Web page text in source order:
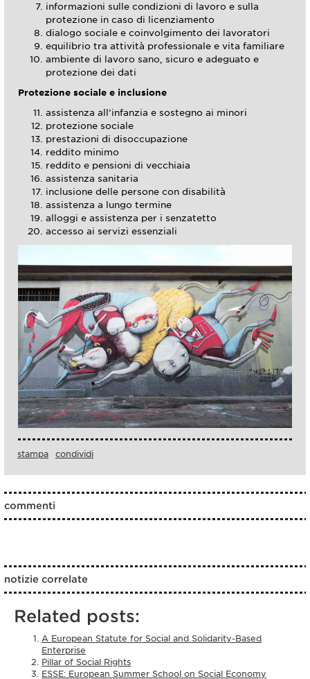
informazioni sulle condizioni di lavoro e sulla
protezione in caso di licenziamento
dialogo sociale e coinvolgimento dei lavoratori
equilibrio tra attività professionale e vita familiare
ambiente di lavoro sano, sicuro e adeguato e
protezione dei dati
Protezione sociale e inclusione
assistenza all’infanzia e sostegno ai minori
protezione sociale
prestazioni di disoccupazione
reddito minimo
reddito e pensioni di vecchiaia
assistenza sanitaria
inclusione delle persone con disabilità
assistenza a lungo termine
alloggi e assistenza per i senzatetto
accesso ai servizi essenziali
stampa condividi
commenti
notizie correlate
Related posts:
A European Statute for Social and Solidarity-Based
Enterprise
Pillar of Social Rights
ESSE: European Summer School on Social Economy